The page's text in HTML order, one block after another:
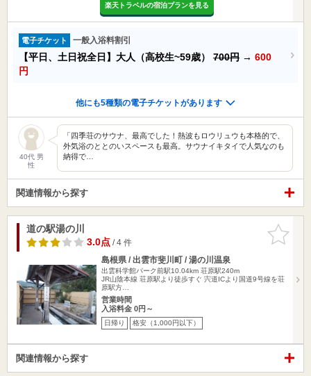
楽天トラベルの宿泊プランを見る
電子チケット 一般入浴料割引
【平日、土日祝全日】大人（高校生~59歳） 700円 → 600
円
他にも5種類の電子チケットがあります
40代 男
性
「四季荘のサウナ、最高でした！熱波もロウリュウも本格的で、
外気浴のととのいスペースも最高。サウナイキタイで人気なのも
納得で…
関連情報から探す
お気に入
りに追加
道の駅湯の川
3.0点/ 4 件
島根県 / 出雲市斐川町 / 湯の川温泉
出雲科学館パーク前駅10.04km 荘原駅240m
JR山陰本線 荘原駅より徒歩すぐ 宍道ICより国道9号線を荘
原駅方…
営業時間
入浴料金 0円～
日帰り 格安（1,000円以下）
関連情報から探す